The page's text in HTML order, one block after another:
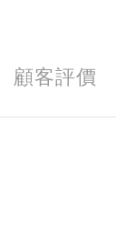
顧客評價